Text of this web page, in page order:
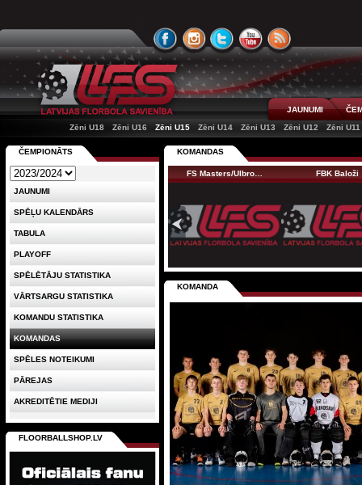
JAUNUMI
Zēni U18
Zēni U16 Zēni U15 Zēni U14 Zēni U13 Zēni U12 Zēni U11
KOMANDAS
FS Masters/Ulbro… FBK Baloži
KOMANDA
ČEMPIONĀTS
JAUNUMI
SPĒĻU KALENDĀRS
TABULA
PLAYOFF
SPĒLĒTĀJU STATISTIKA
VĀRTSARGU STATISTIKA
KOMANDU STATISTIKA
KOMANDAS
SPĒLES NOTEIKUMI
PĀREJAS
AKREDITĒTIE MEDIJI
FLOORBALLSHOP.LV